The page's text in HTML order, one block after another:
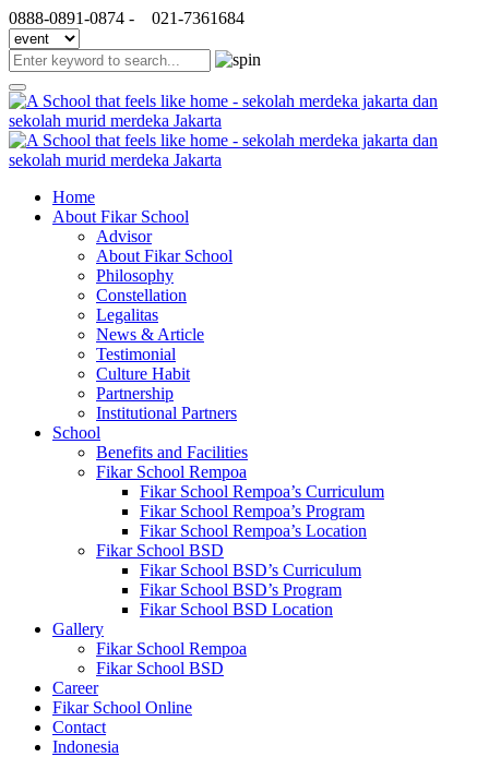
0888-0891-0874 - 021-7361684
Home
About Fikar School
Advisor
About Fikar School
Philosophy
Constellation
Legalitas
News & Article
Testimonial
Culture Habit
Partnership
Institutional Partners
School
Benefits and Facilities
Fikar School Rempoa
Fikar School Rempoa’s Curriculum
Fikar School Rempoa’s Program
Fikar School Rempoa’s Location
Fikar School BSD
Fikar School BSD’s Curriculum
Fikar School BSD’s Program
Fikar School BSD Location
Gallery
Fikar School Rempoa
Fikar School BSD
Career
Fikar School Online
Contact
Indonesia